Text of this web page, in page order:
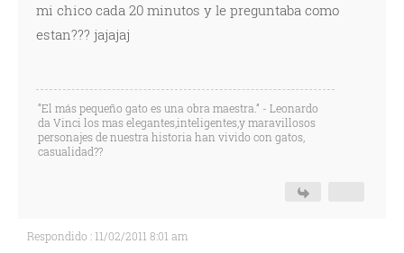
mi chico cada 20 minutos y le preguntaba como
estan??? jajajaj
“El más pequeño gato es una obra maestra.” - Leonardo
da Vinci los mas elegantes,inteligentes,y maravillosos
personajes de nuestra historia han vivido con gatos,
casualidad??
Respondido : 11/02/2011 8:01 am